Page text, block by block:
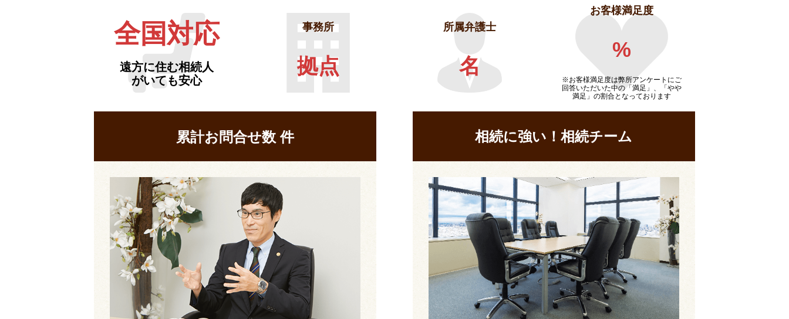
全国対応
遠方に住む相続人
がいても安心
事務所
拠点
所属弁護士
名
お客様満足度
%
※お客様満足度は弊所アンケートにご
回答いただいた中の「満足」、「やや
満足」の割合となっております
累計お問合せ数件 相続に強い！相続チーム